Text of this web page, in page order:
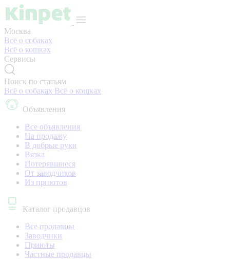
Москва
Всё о собаках
Всё о кошках
Сервисы
Поиск по статьям
Всё о собаках Всё о кошках
Объявления
Все объявления
На продажу
В добрые руки
Вязка
Потерявшиеся
От заводчиков
Из приютов
Каталог продавцов
Все продавцы
Заводчики
Приюты
Частные продавцы